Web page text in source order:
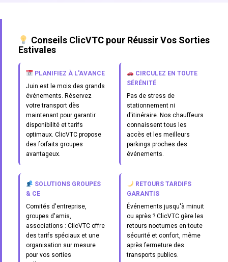
Conseils ClicVTC pour Réussir Vos Sorties
Estivales
PLANIFIEZ À L'AVANCE
Juin est le mois des grands
événements. Réservez
votre transport dès
maintenant pour garantir
disponibilité et tarifs
optimaux. ClicVTC propose
des forfaits groupes
avantageux.
CIRCULEZ EN TOUTE
SÉRÉNITÉ
Pas de stress de
stationnement ni
d'itinéraire. Nos chauffeurs
connaissent tous les
accès et les meilleurs
parkings proches des
événements.
SOLUTIONS GROUPES
& CE
Comités d'entreprise,
groupes d'amis,
associations : ClicVTC offre
des tarifs spéciaux et une
organisation sur mesure
pour vos sorties
RETOURS TARDIFS
GARANTIS
Événements jusqu'à minuit
ou après ? ClicVTC gère les
retours nocturnes en toute
sécurité et confort, même
après fermeture des
transports publics.